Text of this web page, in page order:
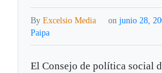
ByExcelsio Media on junio 28,
Paipa
El Consejo de política social